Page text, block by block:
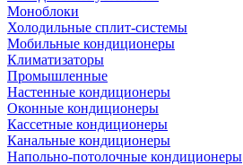
Моноблоки
Холодильные сплит-системы
Мобильные кондиционеры
Климатизаторы
Промышленные
Настенные кондиционеры
Оконные кондиционеры
Кассетные кондиционеры
Канальные кондиционеры
Напольно-потолочные кондиционеры